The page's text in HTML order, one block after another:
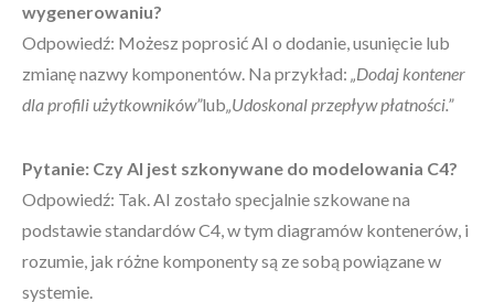
wygenerowaniu?
Odpowiedź: Możesz poprosić AI o dodanie, usunięcie lub
zmianę nazwy komponentów. Na przykład: „Dodaj kontener
dla profili użytkowników”lub„Udoskonal przepływ płatności.”
Pytanie: Czy AI jest szkonywane do modelowania C4?
Odpowiedź: Tak. AI zostało specjalnie szkowane na
podstawie standardów C4, w tym diagramów kontenerów, i
rozumie, jak różne komponenty są ze sobą powiązane w
systemie.